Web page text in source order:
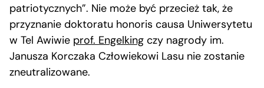
patriotycznych”. Nie może być przecież tak, że
przyznanie doktoratu honoris causa Uniwersytetu
w Tel Awiwie prof. Engelking czy nagrody im.
Janusza Korczaka Człowiekowi Lasu nie zostanie
zneutralizowane.